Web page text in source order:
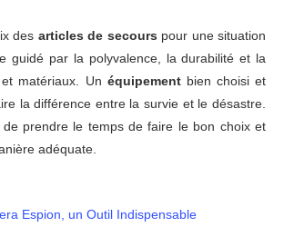
des articles de secours pour une situation
guidé par la polyvalence, la durabilité et la
matériaux. Un équipementbien choisi et
la différence entre la survie et le désastre.
prendre le temps de faire le bon choix et
adéquate.
Espion, un Outil Indispensable